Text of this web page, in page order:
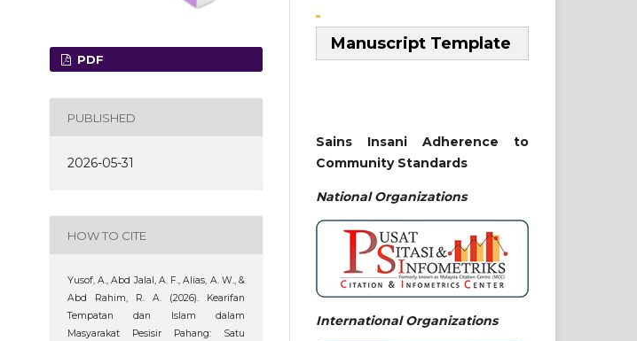
PDF
PUBLISHED
2026-05-31
HOW TO CITE
Yusof, A., Abd Jalal, A. F., Alias, A. W., &
Abd Rahim, R. A. (2026). Kearifan
Tempatan dan Islam dalam
Masyarakat Pesisir Pahang: Satu
Manuscript Template
Sains Insani Adherence to
Community Standards
National Organizations
International Organizations